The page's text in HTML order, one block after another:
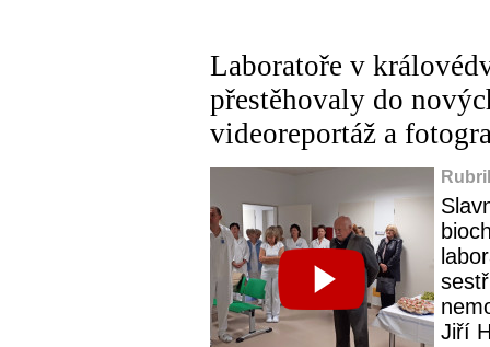
Laboratoře v
přestěhovaly do
videoreportáž a
Jiří